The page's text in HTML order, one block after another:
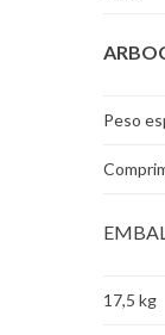
Peso
17,5 kg